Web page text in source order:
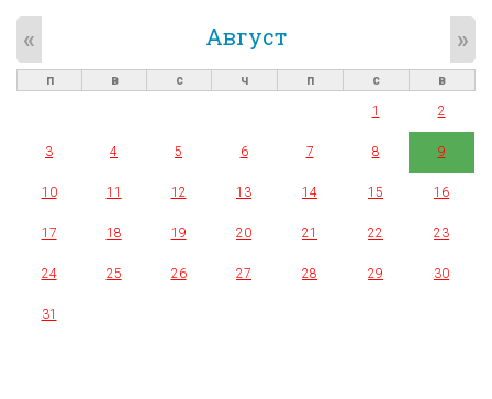
Август
« »
п в с ч п с
в
1
2
3 4 5 6 7 8 9
10 11 12 13 14 15 16
17 18 19 20 21 22 23
24 25 26 27 28 29 30
31